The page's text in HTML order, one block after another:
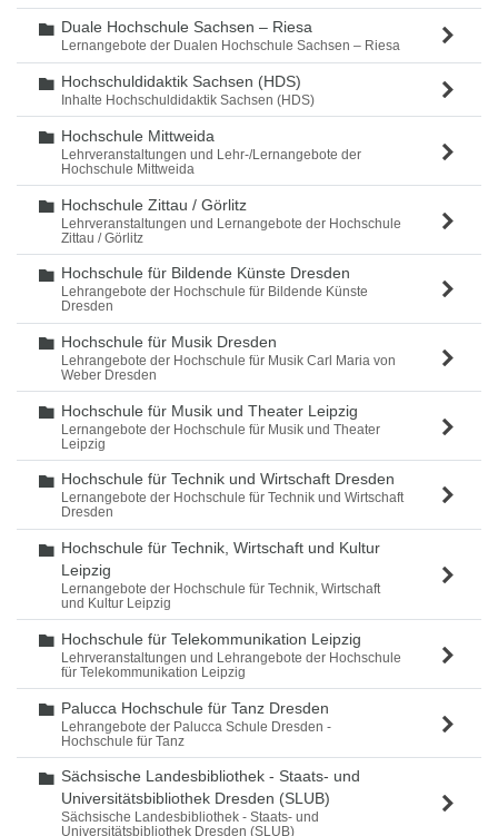
Ordner
Duale Hochschule Sachsen – Riesa
Lernangebote der Dualen Hochschule Sachsen – Riesa
Ordner
Hochschuldidaktik Sachsen (HDS)
Inhalte Hochschuldidaktik Sachsen (HDS)
Ordner
Hochschule Mittweida
Lehrveranstaltungen und Lehr-/Lernangebote der
Hochschule Mittweida
Ordner
Hochschule Zittau / Görlitz
Lehrveranstaltungen und Lernangebote der Hochschule
Zittau / Görlitz
Ordner
Hochschule für Bildende Künste Dresden
Lehrangebote der Hochschule für Bildende Künste
Dresden
Ordner
Hochschule für Musik Dresden
Lehrangebote der Hochschule für Musik Carl Maria von
Weber Dresden
Ordner
Hochschule für Musik und Theater Leipzig
Lernangebote der Hochschule für Musik und Theater
Leipzig
Ordner
Hochschule für Technik und Wirtschaft Dresden
Lernangebote der Hochschule für Technik und Wirtschaft
Dresden
Ordner
Hochschule für Technik, Wirtschaft und Kultur
Leipzig
Lernangebote der Hochschule für Technik, Wirtschaft
und Kultur Leipzig
Ordner
Hochschule für Telekommunikation Leipzig
Lehrveranstaltungen und Lehrangebote der Hochschule
für Telekommunikation Leipzig
Ordner
Palucca Hochschule für Tanz Dresden
Lehrangebote der Palucca Schule Dresden -
Hochschule für Tanz
Ordner
Sächsische Landesbibliothek - Staats- und
Universitätsbibliothek Dresden (SLUB)
Sächsische Landesbibliothek - Staats- und
Universitätsbibliothek Dresden (SLUB)